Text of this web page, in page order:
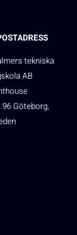
tekniska
AB
96 Göteborg,